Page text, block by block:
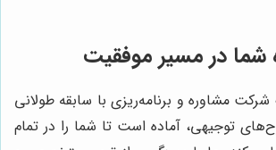
شما در مسیر موفقیت
مشاوره و برنامه‌ریزی با سابقه طولانی
توجیهی، آماده است تا شما را در تمام